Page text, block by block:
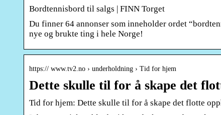
Bordtennisbord til salgs | FINN Torget
Du finner 64 annonser som inneholder ordet
nye og brukte ting i hele Norge!
https:// www.tv2.no › underholdning › Tid for hjem
Dette skulle til for å skape det
Tid for hjem: Dette skulle til for å skape det flotte